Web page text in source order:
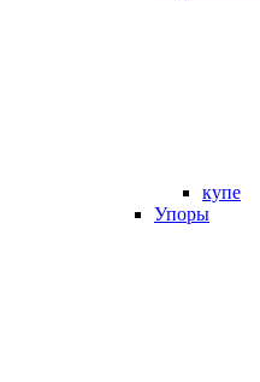
купе
Упоры